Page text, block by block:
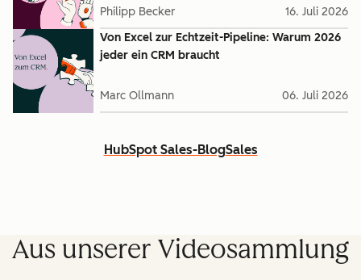
Philipp Becker
16. Juli 2026
Von Excel zur Echtzeit-Pipeline: Warum 2026
jeder ein CRM braucht
Marc Ollmann 06. Juli 2026
HubSpot Sales-BlogSales
Aus unserer Videosammlung